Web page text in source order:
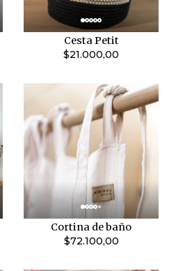
Cesta Petit
$21.000,00
Cortina de baño
$72.100,00